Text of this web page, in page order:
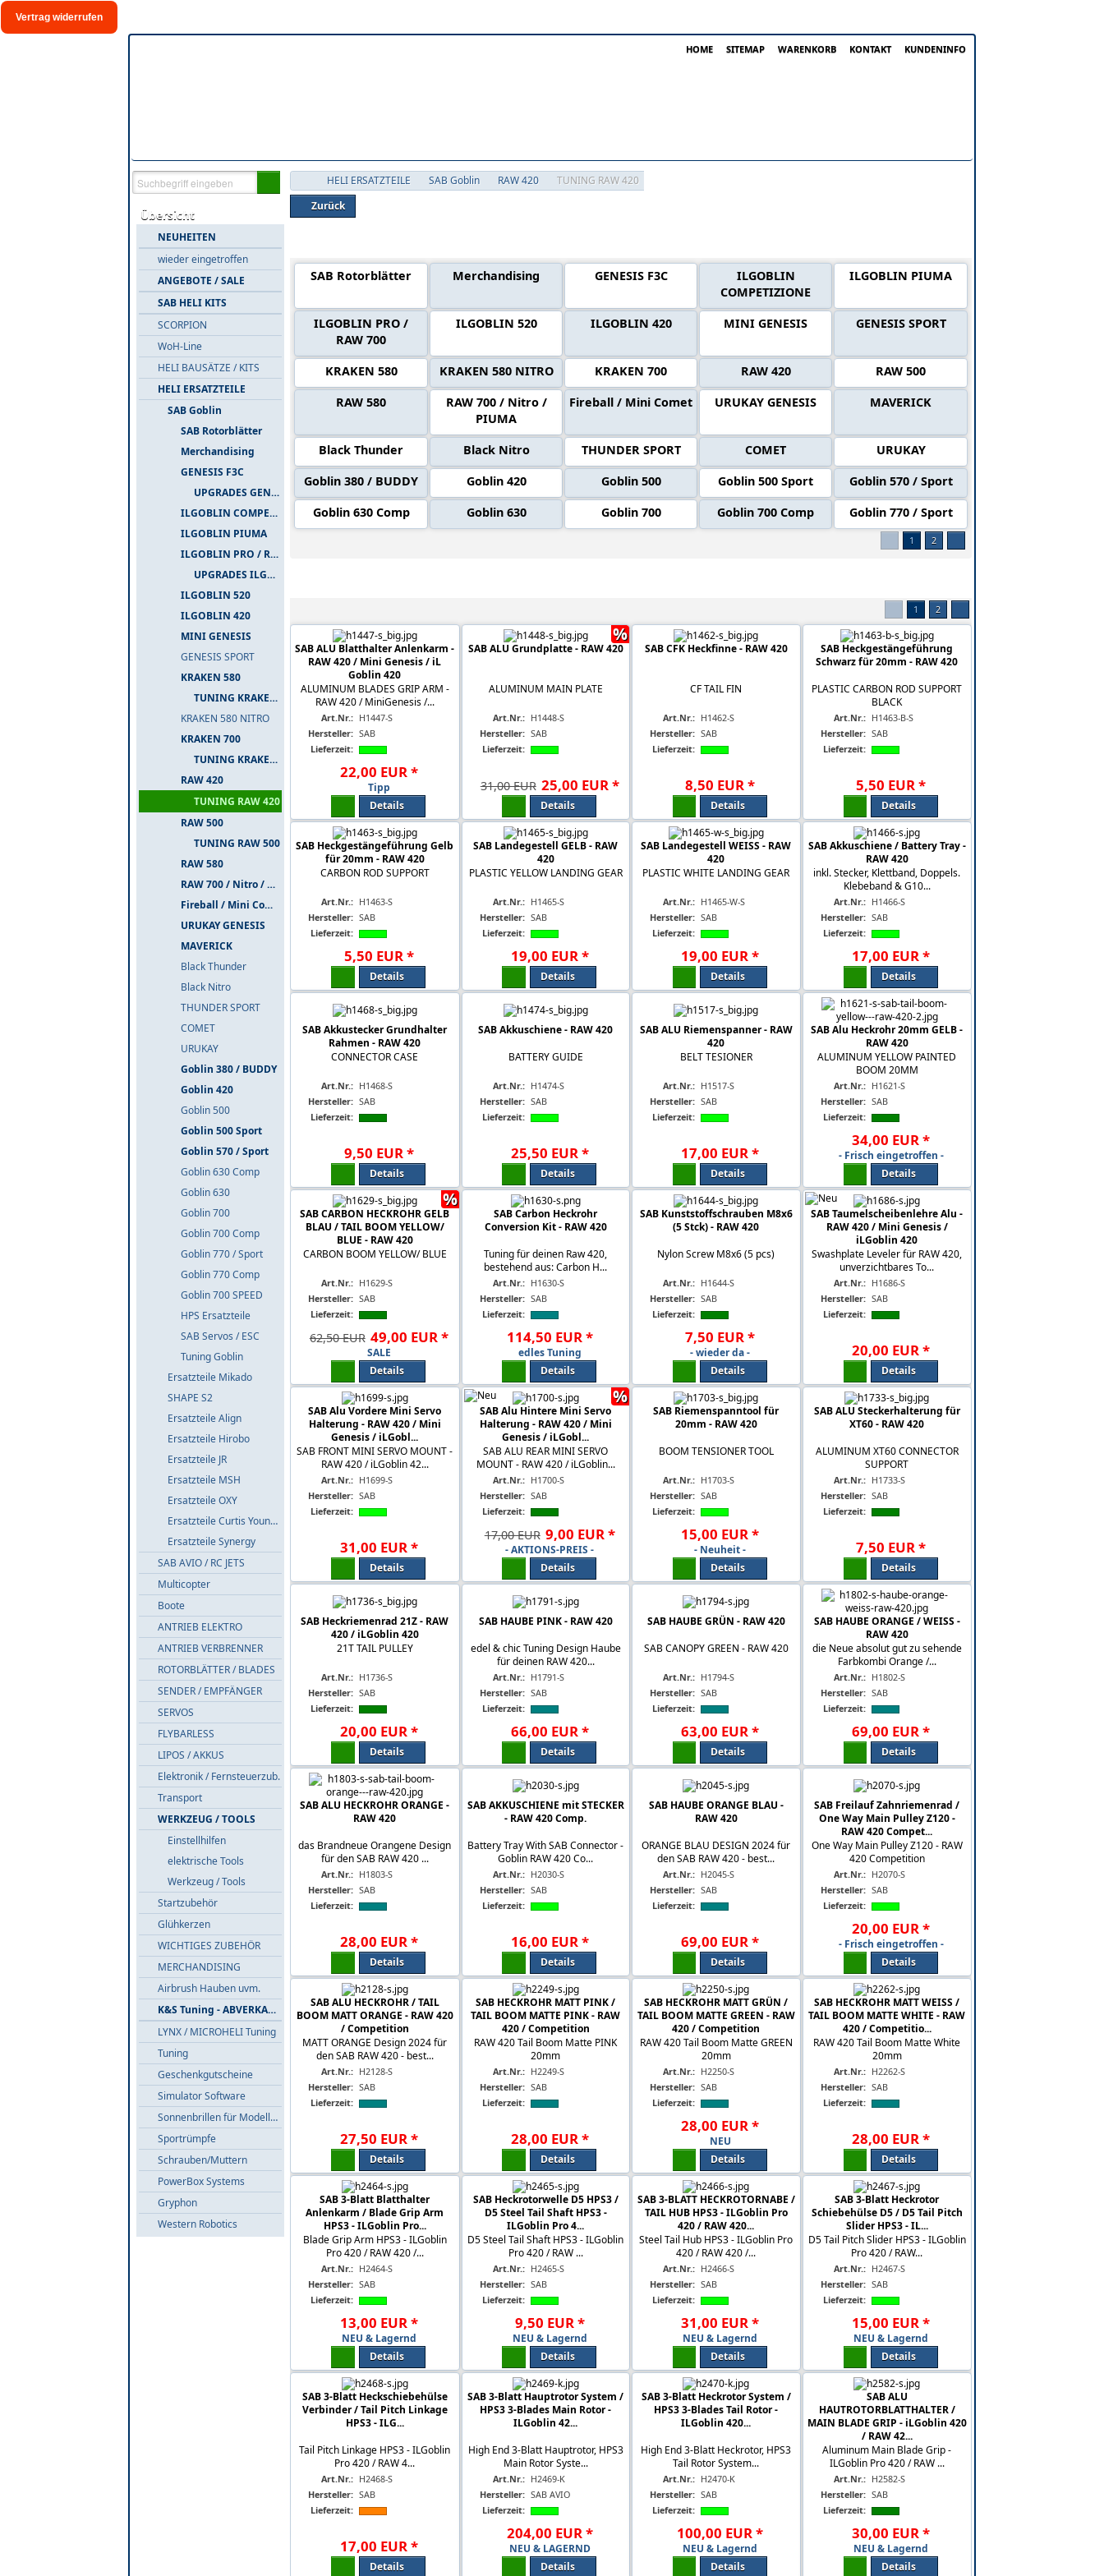
Vertrag widerrufen
HOME SITEMAP WARENKORB KONTAKT KUNDENINFO
Übersicht
NEUHEITEN
wieder eingetroffen
ANGEBOTE / SALE
SAB HELI KITS
SCORPION
WoH-Line
HELI BAUSÄTZE / KITS
HELI ERSATZTEILE
SAB Goblin
SAB Rotorblätter
Merchandising
GENESIS F3C
UPGRADES GENESIS F3C
ILGOBLIN COMPETIZIONE
ILGOBLIN PIUMA
ILGOBLIN PRO / RAW 700
UPGRADES ILGOBLIN PRO / RAW 700
ILGOBLIN 520
ILGOBLIN 420
MINI GENESIS
GENESIS SPORT
KRAKEN 580
TUNING KRAKEN 580
KRAKEN 580 NITRO
KRAKEN 700
TUNING KRAKEN 700
RAW 420
TUNING RAW 420
RAW 500
TUNING RAW 500
RAW 580
RAW 700 / Nitro / PIUMA
Fireball / Mini Comet
URUKAY GENESIS
MAVERICK
Black Thunder
Black Nitro
THUNDER SPORT
COMET
URUKAY
Goblin 380 / BUDDY
Goblin 420
Goblin 500
Goblin 500 Sport
Goblin 570 / Sport
Goblin 630 Comp
Goblin 630
Goblin 700
Goblin 700 Comp
Goblin 770 / Sport
Goblin 770 Comp
Goblin 700 SPEED
HPS Ersatzteile
SAB Servos / ESC
Tuning Goblin
Ersatzteile Mikado
SHAPE S2
Ersatzteile Align
Ersatzteile Hirobo
Ersatzteile JR
Ersatzteile MSH
Ersatzteile OXY
Ersatzteile Curtis Youngblood
Ersatzteile Synergy
SAB AVIO / RC JETS
Multicopter
Boote
ANTRIEB ELEKTRO
ANTRIEB VERBRENNER
ROTORBLÄTTER / BLADES
SENDER / EMPFÄNGER
SERVOS
FLYBARLESS
LIPOS / AKKUS
Elektronik / Fernsteuerzub.
Transport
WERKZEUG / TOOLS
Einstellhilfen
elektrische Tools
Werkzeug / Tools
Startzubehör
Glühkerzen
WICHTIGES ZUBEHÖR
MERCHANDISING
Airbrush Hauben uvm.
K&S Tuning - ABVERKAUF
LYNX / MICROHELI Tuning
Tuning
Geschenkgutscheine
Simulator Software
Sonnenbrillen für Modellflieger
Sportrümpfe
Schrauben/Muttern
PowerBox Systems
Gryphon
Western Robotics
HELI ERSATZTEILE SAB Goblin RAW 420
TUNING RAW 420
Zurück
SAB Rotorblätter Merchandising GENESIS F3C
ILGOBLIN
COMPETIZIONE
ILGOBLIN PIUMA
ILGOBLIN PRO /
RAW 700
ILGOBLIN 520 ILGOBLIN 420 MINI GENESIS GENESIS SPORT
KRAKEN 580 KRAKEN 580 NITRO KRAKEN 700 RAW 420
RAW 500
RAW 580
RAW 700 / Nitro /
PIUMA
Fireball / Mini Comet URUKAY GENESIS MAVERICK
Black Thunder Black Nitro THUNDER SPORT COMET
URUKAY
Goblin 380 / BUDDY
Goblin 420 Goblin 500 Goblin 500 Sport
Goblin 570 / Sport
Goblin 630 Comp
Goblin 630 Goblin 700 Goblin 700 Comp Goblin 770 / Sport
1 2
1 2
SAB ALU Blatthalter Anlenkarm -
RAW 420 / Mini Genesis / iL
Goblin 420
ALUMINUM BLADES GRIP ARM -
RAW 420 / MiniGenesis /...
Art.Nr.: H1447-S
Hersteller: SAB
Lieferzeit:
22,00 EUR *
Tipp
Details
SAB ALU Grundplatte - RAW 420
ALUMINUM MAIN PLATE
Art.Nr.: H1448-S
Hersteller: SAB
Lieferzeit:
31,00 EUR 25,00 EUR *
Details
%
SAB CFK Heckfinne - RAW 420
CF TAIL FIN
Art.Nr.: H1462-S
Hersteller: SAB
Lieferzeit:
8,50 EUR *
Details
SAB Heckgestängeführung
Schwarz für 20mm - RAW 420
PLASTIC CARBON ROD SUPPORT
BLACK
Art.Nr.: H1463-B-S
Hersteller: SAB
Lieferzeit:
5,50 EUR *
Details
SAB Heckgestängeführung Gelb
für 20mm - RAW 420
CARBON ROD SUPPORT
Art.Nr.: H1463-S
Hersteller: SAB
Lieferzeit:
5,50 EUR *
Details
SAB Landegestell GELB - RAW
420
PLASTIC YELLOW LANDING GEAR
Art.Nr.: H1465-S
Hersteller: SAB
Lieferzeit:
19,00 EUR *
Details
SAB Landegestell WEISS - RAW
420
PLASTIC WHITE LANDING GEAR
Art.Nr.: H1465-W-S
Hersteller: SAB
Lieferzeit:
19,00 EUR *
Details
SAB Akkuschiene / Battery Tray -
RAW 420
inkl. Stecker, Klettband, Doppels.
Klebeband & G10...
Art.Nr.: H1466-S
Hersteller: SAB
Lieferzeit:
17,00 EUR *
Details
SAB Akkustecker Grundhalter
Rahmen - RAW 420
CONNECTOR CASE
Art.Nr.: H1468-S
Hersteller: SAB
Lieferzeit:
9,50 EUR *
Details
SAB Akkuschiene - RAW 420
BATTERY GUIDE
Art.Nr.: H1474-S
Hersteller: SAB
Lieferzeit:
25,50 EUR *
Details
SAB ALU Riemenspanner - RAW
420
BELT TESIONER
Art.Nr.: H1517-S
Hersteller: SAB
Lieferzeit:
17,00 EUR *
Details
SAB Alu Heckrohr 20mm GELB -
RAW 420
ALUMINUM YELLOW PAINTED
BOOM 20MM
Art.Nr.: H1621-S
Hersteller: SAB
Lieferzeit:
34,00 EUR *
- Frisch eingetroffen -
Details
SAB CARBON HECKROHR GELB
BLAU / TAIL BOOM YELLOW/
BLUE - RAW 420
CARBON BOOM YELLOW/ BLUE
Art.Nr.: H1629-S
Hersteller: SAB
Lieferzeit:
62,50 EUR 49,00 EUR *
SALE
Details
%
SAB Carbon Heckrohr
Conversion Kit - RAW 420
Tuning für deinen Raw 420,
bestehend aus: Carbon H...
Art.Nr.: H1630-S
Hersteller: SAB
Lieferzeit:
114,50 EUR *
edles Tuning
Details
SAB Kunststoffschrauben M8x6
(5 Stck) - RAW 420
Nylon Screw M8x6 (5 pcs)
Art.Nr.: H1644-S
Hersteller: SAB
Lieferzeit:
7,50 EUR *
- wieder da -
Details
SAB Taumelscheibenlehre Alu -
RAW 420 / Mini Genesis /
iLGoblin 420
Swashplate Leveler für RAW 420,
unverzichtbares To...
Art.Nr.: H1686-S
Hersteller: SAB
Lieferzeit:
20,00 EUR *
Details
SAB Alu Vordere Mini Servo
Halterung - RAW 420 / Mini
Genesis / iLGobl...
SAB FRONT MINI SERVO MOUNT -
RAW 420 / iLGoblin 42...
Art.Nr.: H1699-S
Hersteller: SAB
Lieferzeit:
31,00 EUR *
Details
SAB Alu Hintere Mini Servo
Halterung - RAW 420 / Mini
Genesis / iLGobl...
SAB ALU REAR MINI SERVO
MOUNT - RAW 420 / iLGoblin...
Art.Nr.: H1700-S
Hersteller: SAB
Lieferzeit:
17,00 EUR 9,00 EUR *
- AKTIONS-PREIS -
Details
%
SAB Riemenspanntool für
20mm - RAW 420
BOOM TENSIONER TOOL
Art.Nr.: H1703-S
Hersteller: SAB
Lieferzeit:
15,00 EUR *
- Neuheit -
Details
SAB ALU Steckerhalterung für
XT60 - RAW 420
ALUMINUM XT60 CONNECTOR
SUPPORT
Art.Nr.: H1733-S
Hersteller: SAB
Lieferzeit:
7,50 EUR *
Details
SAB Heckriemenrad 21Z - RAW
420 / iLGoblin 420
21T TAIL PULLEY
Art.Nr.: H1736-S
Hersteller: SAB
Lieferzeit:
20,00 EUR *
Details
SAB HAUBE PINK - RAW 420
edel & chic Tuning Design Haube
für deinen RAW 420...
Art.Nr.: H1791-S
Hersteller: SAB
Lieferzeit:
66,00 EUR *
Details
SAB HAUBE GRÜN - RAW 420
SAB CANOPY GREEN - RAW 420
Art.Nr.: H1794-S
Hersteller: SAB
Lieferzeit:
63,00 EUR *
Details
SAB HAUBE ORANGE / WEISS -
RAW 420
die Neue absolut gut zu sehende
Farbkombi Orange /...
Art.Nr.: H1802-S
Hersteller: SAB
Lieferzeit:
69,00 EUR *
Details
SAB ALU HECKROHR ORANGE -
RAW 420
das Brandneue Orangene Design
für den SAB RAW 420 ...
Art.Nr.: H1803-S
Hersteller: SAB
Lieferzeit:
28,00 EUR *
Details
SAB AKKUSCHIENE mit STECKER
- RAW 420 Comp.
Battery Tray With SAB Connector -
Goblin RAW 420 Co...
Art.Nr.: H2030-S
Hersteller: SAB
Lieferzeit:
16,00 EUR *
Details
SAB HAUBE ORANGE BLAU -
RAW 420
ORANGE BLAU DESIGN 2024 für
den SAB RAW 420 - best...
Art.Nr.: H2045-S
Hersteller: SAB
Lieferzeit:
69,00 EUR *
Details
SAB Freilauf Zahnriemenrad /
One Way Main Pulley Z120 -
RAW 420 Compet...
One Way Main Pulley Z120 - RAW
420 Competition
Art.Nr.: H2070-S
Hersteller: SAB
Lieferzeit:
20,00 EUR *
- Frisch eingetroffen -
Details
SAB ALU HECKROHR / TAIL
BOOM MATT ORANGE - RAW 420
/ Competition
MATT ORANGE Design 2024 für
den SAB RAW 420 - best...
Art.Nr.: H2128-S
Hersteller: SAB
Lieferzeit:
27,50 EUR *
Details
SAB HECKROHR MATT PINK /
TAIL BOOM MATTE PINK - RAW
420 / Competition
RAW 420 Tail Boom Matte PINK
20mm
Art.Nr.: H2249-S
Hersteller: SAB
Lieferzeit:
28,00 EUR *
Details
SAB HECKROHR MATT GRÜN /
TAIL BOOM MATTE GREEN - RAW
420 / Competition
RAW 420 Tail Boom Matte GREEN
20mm
Art.Nr.: H2250-S
Hersteller: SAB
Lieferzeit:
28,00 EUR *
NEU
Details
SAB HECKROHR MATT WEISS /
TAIL BOOM MATTE WHITE - RAW
420 / Competitio...
RAW 420 Tail Boom Matte White
20mm
Art.Nr.: H2262-S
Hersteller: SAB
Lieferzeit:
28,00 EUR *
Details
SAB 3-Blatt Blatthalter
Anlenkarm / Blade Grip Arm
HPS3 - ILGoblin Pro...
Blade Grip Arm HPS3 - ILGoblin
Pro 420 / RAW 420 /...
Art.Nr.: H2464-S
Hersteller: SAB
Lieferzeit:
13,00 EUR *
NEU & Lagernd
Details
SAB Heckrotorwelle D5 HPS3 /
D5 Steel Tail Shaft HPS3 -
ILGoblin Pro 4...
D5 Steel Tail Shaft HPS3 - ILGoblin
Pro 420 / RAW ...
Art.Nr.: H2465-S
Hersteller: SAB
Lieferzeit:
9,50 EUR *
NEU & Lagernd
Details
SAB 3-BLATT HECKROTORNABE /
TAIL HUB HPS3 - ILGoblin Pro
420 / RAW 420...
Steel Tail Hub HPS3 - ILGoblin Pro
420 / RAW 420 /...
Art.Nr.: H2466-S
Hersteller: SAB
Lieferzeit:
31,00 EUR *
NEU & Lagernd
Details
SAB 3-Blatt Heckrotor
Schiebehülse D5 / D5 Tail Pitch
Slider HPS3 - IL...
D5 Tail Pitch Slider HPS3 - ILGoblin
Pro 420 / RAW...
Art.Nr.: H2467-S
Hersteller: SAB
Lieferzeit:
15,00 EUR *
NEU & Lagernd
Details
SAB 3-Blatt Heckschiebehülse
Verbinder / Tail Pitch Linkage
HPS3 - ILG...
Tail Pitch Linkage HPS3 - ILGoblin
Pro 420 / RAW 4...
Art.Nr.: H2468-S
Hersteller: SAB
Lieferzeit:
17,00 EUR *
Details
SAB 3-Blatt Hauptrotor System /
HPS3 3-Blades Main Rotor -
ILGoblin 42...
High End 3-Blatt Hauptrotor, HPS3
Main Rotor Syste...
Art.Nr.: H2469-K
Hersteller: SAB AVIO
Lieferzeit:
204,00 EUR *
NEU & LAGERND
Details
SAB 3-Blatt Heckrotor System /
HPS3 3-Blades Tail Rotor -
ILGoblin 420...
High End 3-Blatt Heckrotor, HPS3
Tail Rotor System...
Art.Nr.: H2470-K
Hersteller: SAB
Lieferzeit:
100,00 EUR *
NEU & Lagernd
Details
SAB ALU
HAUTROTORBLATTHALTER /
MAIN BLADE GRIP - iLGoblin 420
/ RAW 42...
Aluminum Main Blade Grip -
ILGoblin Pro 420 / RAW ...
Art.Nr.: H2582-S
Hersteller: SAB
Lieferzeit:
30,00 EUR *
NEU & Lagernd
Details